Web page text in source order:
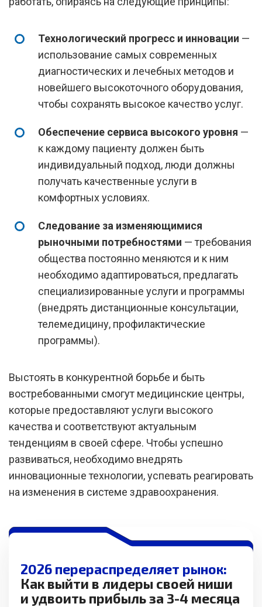
Технологический прогресс и инновации —
использование самых современных
диагностических и лечебных методов и
новейшего высокоточного оборудования,
чтобы сохранять высокое качество услуг.
Обеспечение сервиса высокого уровня —
к каждому пациенту должен быть
индивидуальный подход, люди должны
получать качественные услуги в
комфортных условиях.
Следование за изменяющимися
рыночными потребностями — требования
общества постоянно меняются и к ним
необходимо адаптироваться, предлагать
специализированные услуги и программы
(внедрять дистанционные консультации,
телемедицину, профилактические
программы).
Выстоять в конкурентной борьбе и быть
востребованными смогут медицинские центры,
которые предоставляют услуги высокого
качества и соответствуют актуальным
тенденциям в своей сфере. Чтобы успешно
развиваться, необходимо внедрять
инновационные технологии, успевать реагировать
на изменения в системе здравоохранения.
2026 перераспределяет рынок:
Как выйти в лидеры своей ниши
и удвоить прибыль за 3-4 месяца